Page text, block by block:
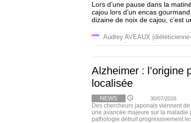
Lors d’une pause dans la
cajou lors d’un encas
dizaine de noix de cajou, c’est
Audrey AVEAUX
Alzheimer : l’origine
localisée
NEWS 30/07/2026
Des chercheurs japonais viennent
une avancée majeure sur la maladie
pathologie détruit progressivement